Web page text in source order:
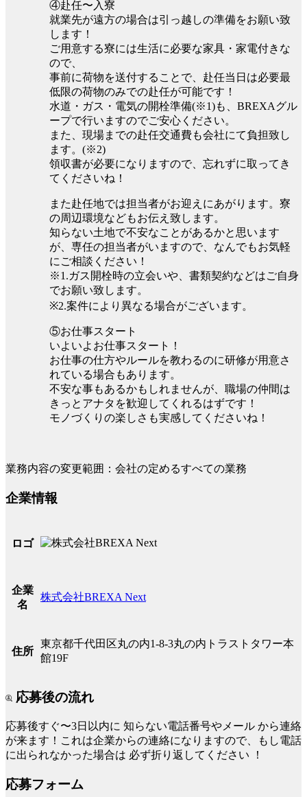
④赴任〜入寮
就業先が遠方の場合は引っ越しの準備をお願い致
します！
ご用意する寮には生活に必要な家具・家電付きな
ので、
事前に荷物を送付することで、赴任当日は必要最
低限の荷物のみでの赴任が可能です！
水道・ガス・電気の開栓準備(※1)も、BREXAグル
ープで行いますのでご安心ください。
また、現場までの赴任交通費も会社にて負担致し
ます。(※2)
領収書が必要になりますので、忘れずに取ってき
てくださいね！
また赴任地では担当者がお迎えにあがります。寮
の周辺環境などもお伝え致します。
知らない土地で不安なことがあるかと思います
が、専任の担当者がいますので、なんでもお気軽
にご相談ください！
※1.ガス開栓時の立会いや、書類契約などはご自身
でお願い致します。
※2.案件により異なる場合がございます。
⑤お仕事スタート
いよいよお仕事スタート！
お仕事の仕方やルールを教わるのに研修が用意さ
れている場合もあります。
不安な事もあるかもしれませんが、職場の仲間は
きっとアナタを歓迎してくれるはずです！
モノづくりの楽しさも実感してくださいね！
業務内容の変更範囲：会社の定めるすべての業務
企業情報
ロゴ
企業
名
株式会社BREXA Next
住所
東京都千代田区丸の内1-8-3丸の内トラストタワー本
館19F
応募後の流れ
応募後すぐ〜3日以内に 知らない電話番号やメール から連絡
が来ます！これは企業からの連絡になりますので、もし電話
に出られなかった場合は 必ず折り返してください ！
応募フォーム